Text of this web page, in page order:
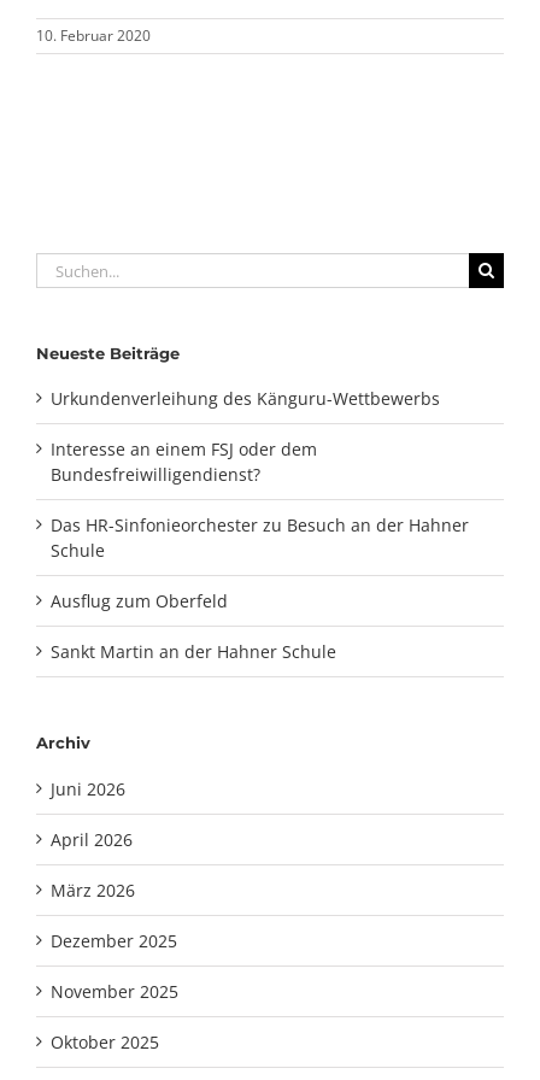
10. Februar 2020
Suche
nach:
Neueste Beiträge
Urkundenverleihung des Känguru-Wettbewerbs
Interesse an einem FSJ oder dem
Bundesfreiwilligendienst?
Das HR-Sinfonieorchester zu Besuch an der Hahner
Schule
Ausflug zum Oberfeld
Sankt Martin an der Hahner Schule
Archiv
Juni 2026
April 2026
März 2026
Dezember 2025
November 2025
Oktober 2025